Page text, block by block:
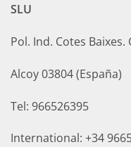
SLU
Pol. Ind. Cotes Baixes.
Alcoy 03804 (España)
Tel: 966526395
International: +34